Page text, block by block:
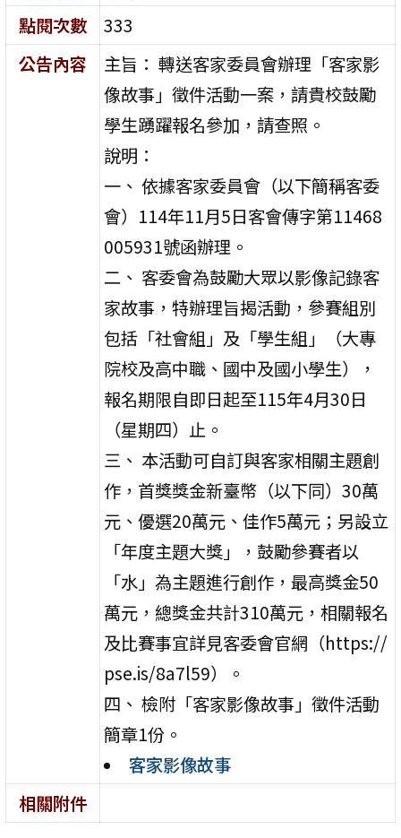
點閱次數
333
公告內容
主旨： 轉送客家委員會辦理「客家影
像故事」徵件活動一案，請貴校鼓勵
學生踴躍報名參加，請查照。
說明：
一、 依據客家委員會（以下簡稱客委
會）114年11月5日客會傳字第11468
005931號函辦理。
二、 客委會為鼓勵大眾以影像記錄客
家故事，特辦理旨揭活動，參賽組別
包括「社會組」及「學生組」（大專
院校及高中職、國中及國小學生），
報名期限自即日起至115年4月30日
（星期四）止。
三、 本活動可自訂與客家相關主題創
作，首獎獎金新臺幣（以下同）30萬
元、優選20萬元、佳作5萬元；另設立
「年度主題大獎」，鼓勵參賽者以
「水」為主題進行創作，最高獎金50
萬元，總獎金共計310萬元，相關報名
及比賽事宜詳見客委會官網（https://
pse.is/8a7l59）。
四、 檢附「客家影像故事」徵件活動
簡章1份。
客家影像故事
相關附件